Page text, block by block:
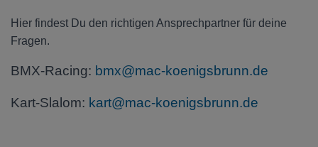
Hier findest Du den richtigen Ansprechpartner für deine
Fragen.
BMX-Racing: bmx@mac-koenigsbrunn.de
Kart-Slalom: kart@mac-koenigsbrunn.de